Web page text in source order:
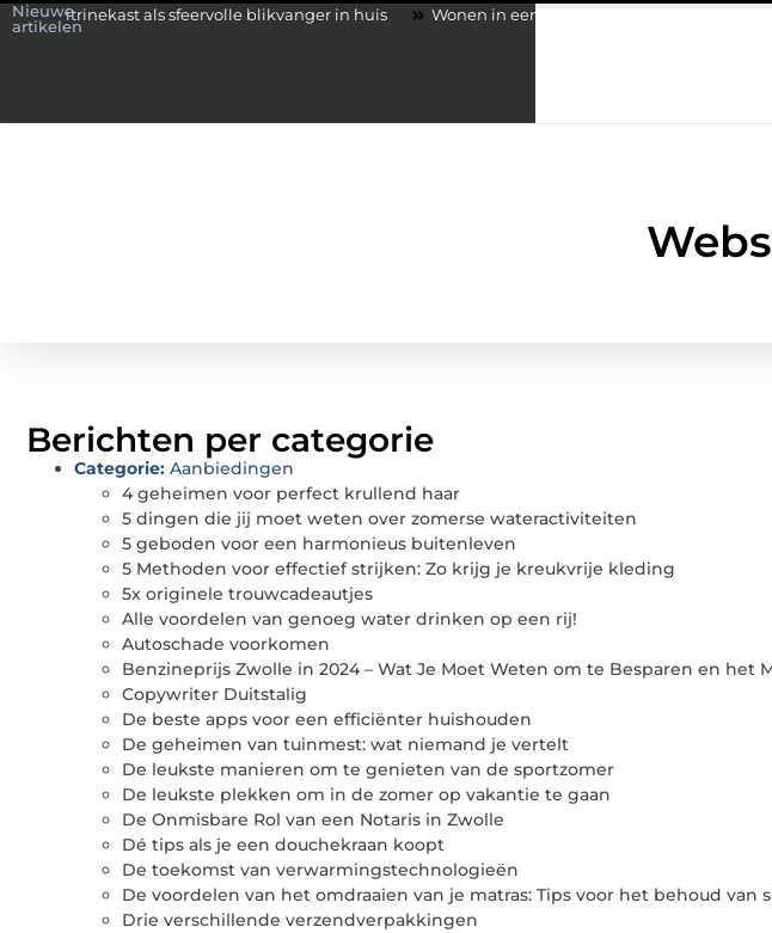
Nieuwe
artikelen
als sfeervolle blikvanger in huis Wonen in een karakteristieke woning in Bunschoten?
Berichten per categorie
Categorie: Aanbiedingen
4 geheimen voor perfect krullend haar
5 dingen die jij moet weten over zomerse wateractiviteiten
5 geboden voor een harmonieus buitenleven
5 Methoden voor effectief strijken: Zo krijg je kreukvrije kleding
5x originele trouwcadeautjes
Alle voordelen van genoeg water drinken op een rij!
Autoschade voorkomen
Benzineprijs Zwolle in 2024 – Wat Je Moet Weten om te Besparen en het
Copywriter Duitstalig
De beste apps voor een efficiënter huishouden
De geheimen van tuinmest: wat niemand je vertelt
De leukste manieren om te genieten van de sportzomer
De leukste plekken om in de zomer op vakantie te gaan
De Onmisbare Rol van een Notaris in Zwolle
Dé tips als je een douchekraan koopt
De toekomst van verwarmingstechnologieën
De voordelen van het omdraaien van je matras: Tips voor het behoud van
Drie verschillende verzendverpakkingen